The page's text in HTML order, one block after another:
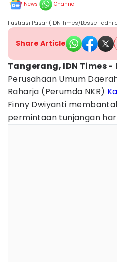
News Channel
Ilustrasi Pasar (IDN Times/Besse
Share Article
Tangerang, IDN Times -
Perusahaan Umum
Raharja (Perumda NKR)
Finny Dwiyanti
permintaan tunjangan